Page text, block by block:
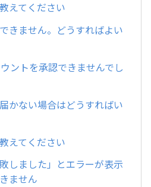
えてください
きません。どうすればよい
ントを承認できませんでし
かない場合はどうすればい
えてください
しました」とエラーが表示
ません